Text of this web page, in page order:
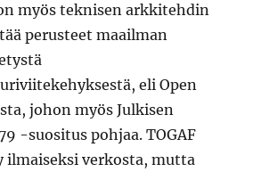
myös teknisen arkkitehdin
perusteet maailman
eli Open
johon myös Julkisen
-suositus pohjaa. TOGAF
ilmaiseksi verkosta, mutta